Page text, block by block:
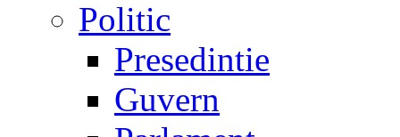
Politic
Presedintie
Guvern